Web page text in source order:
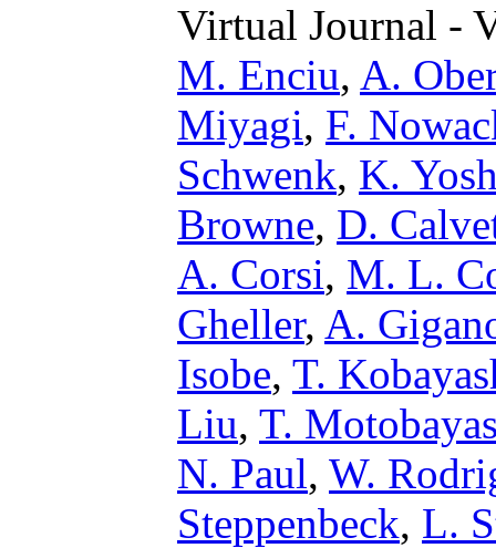
Virtual Journal -
M. Enciu, A.
Miyagi, F.
Schwenk, K.
Browne, D.
A. Corsi, M. L.
Gheller, A.
Isobe, T.
Liu, T.
N. Paul, W.
Steppenbeck, L.